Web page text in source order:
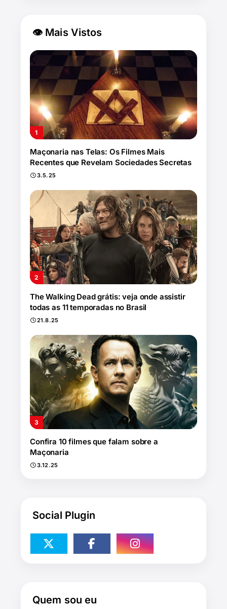
👁 Mais Vistos
Maçonaria nas Telas: Os Filmes Mais
Recentes que Revelam Sociedades Secretas
3.5.25
The Walking Dead grátis: veja onde assistir
todas as 11 temporadas no Brasil
21.8.25
Confira 10 filmes que falam sobre a
Maçonaria
3.12.25
Social Plugin
Quem sou eu